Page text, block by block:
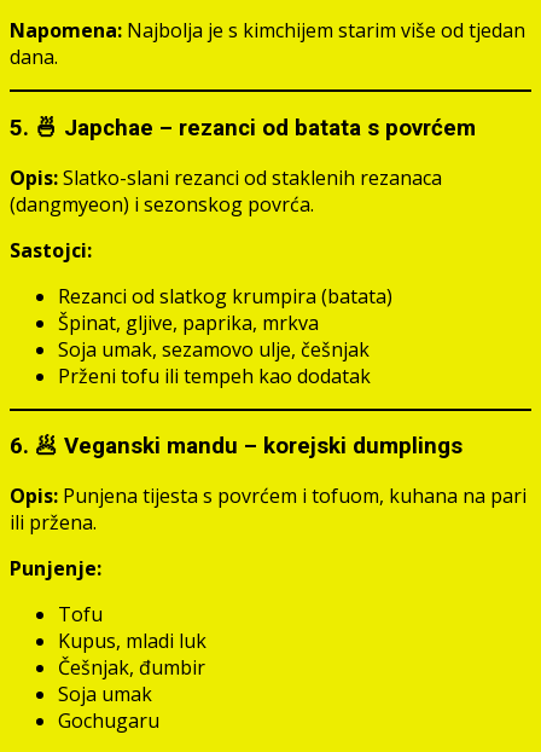
Napomena: Najbolja je s kimchijem starim više od tjedan
dana.
5. 🍜 Japchae – rezanci od batata s povrćem
Opis:Slatko-slani rezanci od staklenih rezanaca
(dangmyeon) i sezonskog povrća.
Sastojci:
Rezanci od slatkog krumpira (batata)
Špinat, gljive, paprika, mrkva
Soja umak, sezamovo ulje, češnjak
Prženi tofu ili tempeh kao dodatak
6. 🥟 Veganski mandu – korejski dumplings
Opis: Punjena tijesta s povrćem i tofuom, kuhana na pari
ili pržena.
Punjenje:
Tofu
Kupus, mladi luk
Češnjak, đumbir
Soja umak
Gochugaru